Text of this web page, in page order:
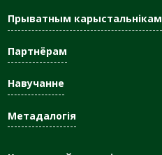
Прыватным карыстальнікам
Партнёрам
Навучанне
Метадалогія